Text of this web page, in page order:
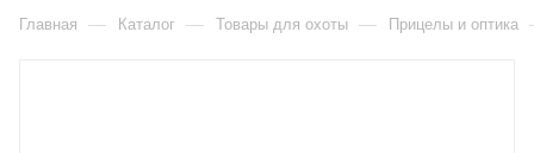
Главная — Каталог — Товары для охоты — Прицелы и оптика